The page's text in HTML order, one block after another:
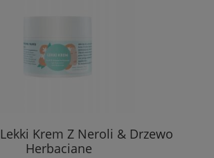
Krem Z Neroli & Drzewo
Herbaciane